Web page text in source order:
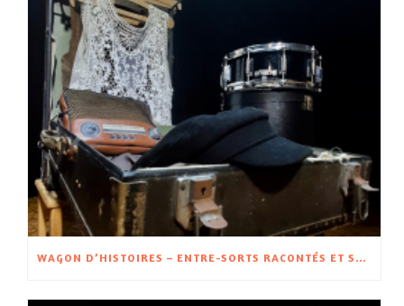
WAGON D’HISTOIRES – ENTRE-SORTS RACONTÉS ET SPECTACLE